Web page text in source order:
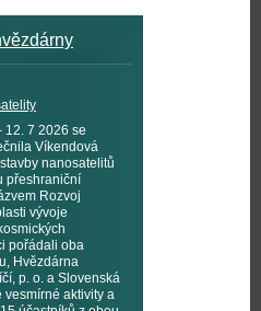
12. 7 2026 se
Víkendová
nanosatelitů
přeshraniční
Rozvoj
vývoje
pořádali oba
Hvězdárna
p. o. a Slovenská
vesmírné aktivity a